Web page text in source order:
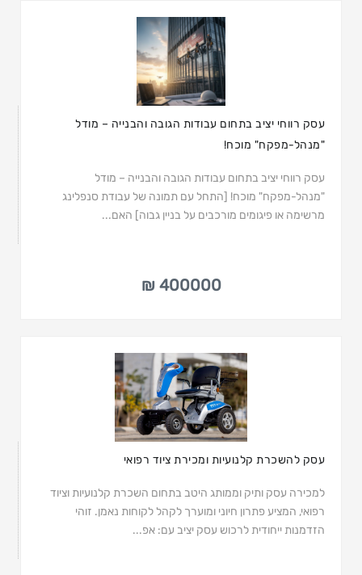
עסק רווחי יציב בתחום עבודות הגובה והבנייה – מודל
"מנהל-מפקח" מוכח!
עסק רווחי יציב בתחום עבודות הגובה והבנייה – מודל
"מנהל-מפקח" מוכח! [התחל עם תמונה של עבודת סנפלינג
מרשימה או פיגומים מורכבים על בניין גבוה] האם...
400000 ₪
עסק להשכרת קלנועיות ומכירת ציוד רפואי
למכירה עסק ותיק וממותג היטב בתחום השכרת קלנועיות וציוד
רפואי, המציע פתרון חיוני ומוערך לקהל לקוחות נאמן. זוהי
הזדמנות ייחודית לרכוש עסק יציב עם: אפ...